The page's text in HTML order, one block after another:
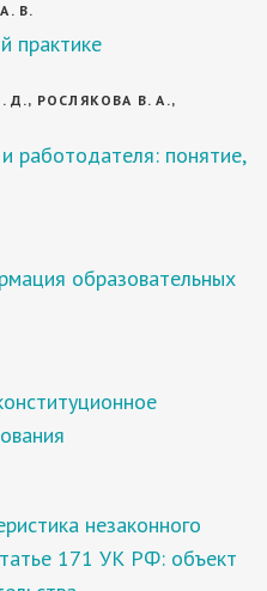
В.
практике
Д., РОСЛЯКОВА В. А.,
работодателя: понятие,
образовательных
незаконного
171 УК РФ: объект